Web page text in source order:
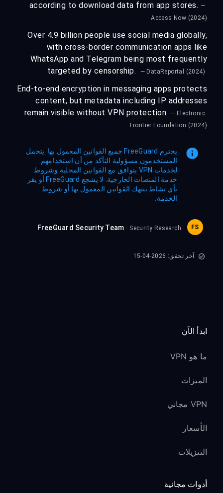
according to download data from app stores. —
Access Now (2024)
Over 4.9 billion people use social media globally,
with cross-border communication apps like
WhatsApp and Telegram being most frequently
targeted by censorship.
— DataReportal (2024)
End-to-end encryption in messaging apps protects
content, but metadata including IP addresses
remain visible without VPN protection.— Electronic
Frontier Foundation (2024)
يحترم FreeGuard جميع القوانين المعمول بها. يتحمل
المستخدمون مسؤولية التأكد من أن استخدامهم
لخدمات VPN يتوافق مع القوانين المحلية وشروط
خدمة المنصات الخارجية. لا يشجع FreeGuard أو يقر
بأي نشاط ينتهك القوانين المعمول بها أو شروط
الخدمة.
FS
FreeGuard Security Team · Security Research
آخر تحقق: 2026-04-15
ابدأ الآن
ما هو VPN
الميزات
VPN مجاني
الأسعار
التنزيلات
أدوات مجانية